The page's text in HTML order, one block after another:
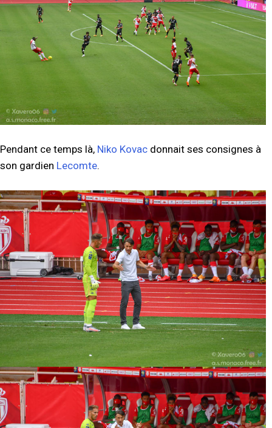
Pendant ce temps là, Niko Kovac donnait ses consignes à
son gardien Lecomte.